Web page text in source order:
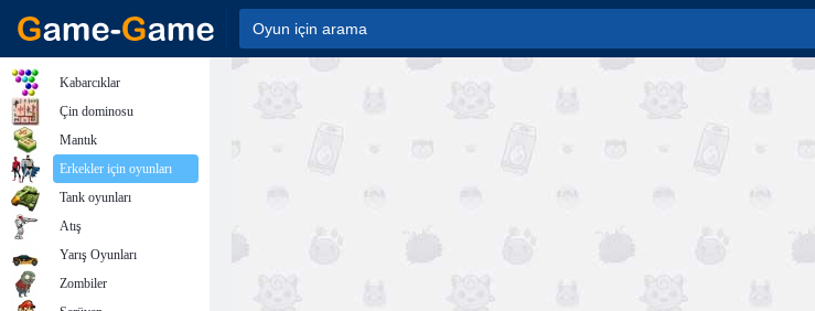
Kabarcıklar
Çin dominosu
Mantık
Erkekler için oyunları
Tank oyunları
Atış
Yarış Oyunları
Zombiler